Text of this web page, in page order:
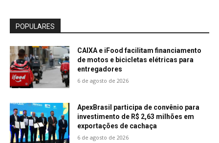
POPULARES
CAIXA e iFood facilitam financiamento
de motos e bicicletas elétricas para
entregadores
6 de agosto de 2026
ApexBrasil participa de convênio para
investimento de R$ 2,63 milhões em
exportações de cachaça
6 de agosto de 2026